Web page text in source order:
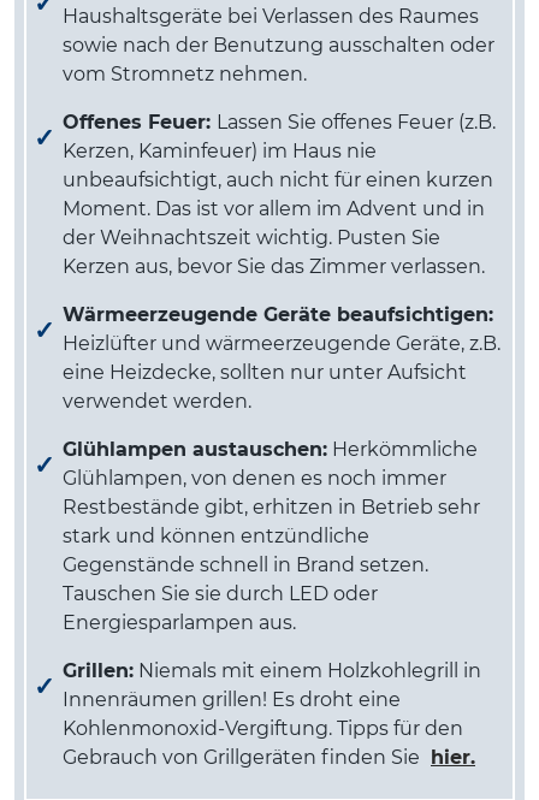
Haushaltsgeräte bei Verlassen des Raumes
sowie nach der Benutzung ausschalten oder
vom Stromnetz nehmen.
Offenes Feuer: Lassen Sie offenes Feuer (z.B.
Kerzen, Kaminfeuer) im Haus nie
unbeaufsichtigt, auch nicht für einen kurzen
Moment. Das ist vor allem im Advent und in
der Weihnachtszeit wichtig. Pusten Sie
Kerzen aus, bevor Sie das Zimmer verlassen.
Wärmeerzeugende Geräte beaufsichtigen:
Heizlüfter und wärmeerzeugende Geräte, z.B.
eine Heizdecke, sollten nur unter Aufsicht
verwendet werden.
Glühlampen austauschen: Herkömmliche
Glühlampen, von denen es noch immer
Restbestände gibt, erhitzen in Betrieb sehr
stark und können entzündliche
Gegenstände schnell in Brand setzen.
Tauschen Sie sie durch LED oder
Energiesparlampen aus.
Grillen: Niemals mit einem Holzkohlegrill in
Innenräumen grillen! Es droht eine
Kohlenmonoxid-Vergiftung. Tipps für den
Gebrauch von Grillgeräten finden Sie
hier.